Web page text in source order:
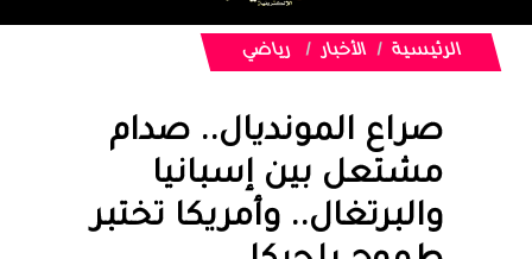
الرئيسية الأخبار رياضي
صراع المونديال.. صدام
مشتعل بين إسبانيا
والبرتغال.. وأمريكا تختبر